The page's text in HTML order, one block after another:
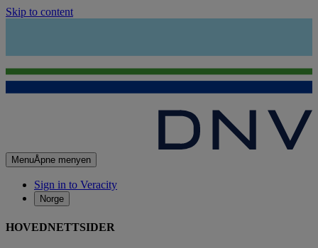
Skip to content
MenuÅpne menyen
Sign in to Veracity
Norge
HOVEDNETTSIDER